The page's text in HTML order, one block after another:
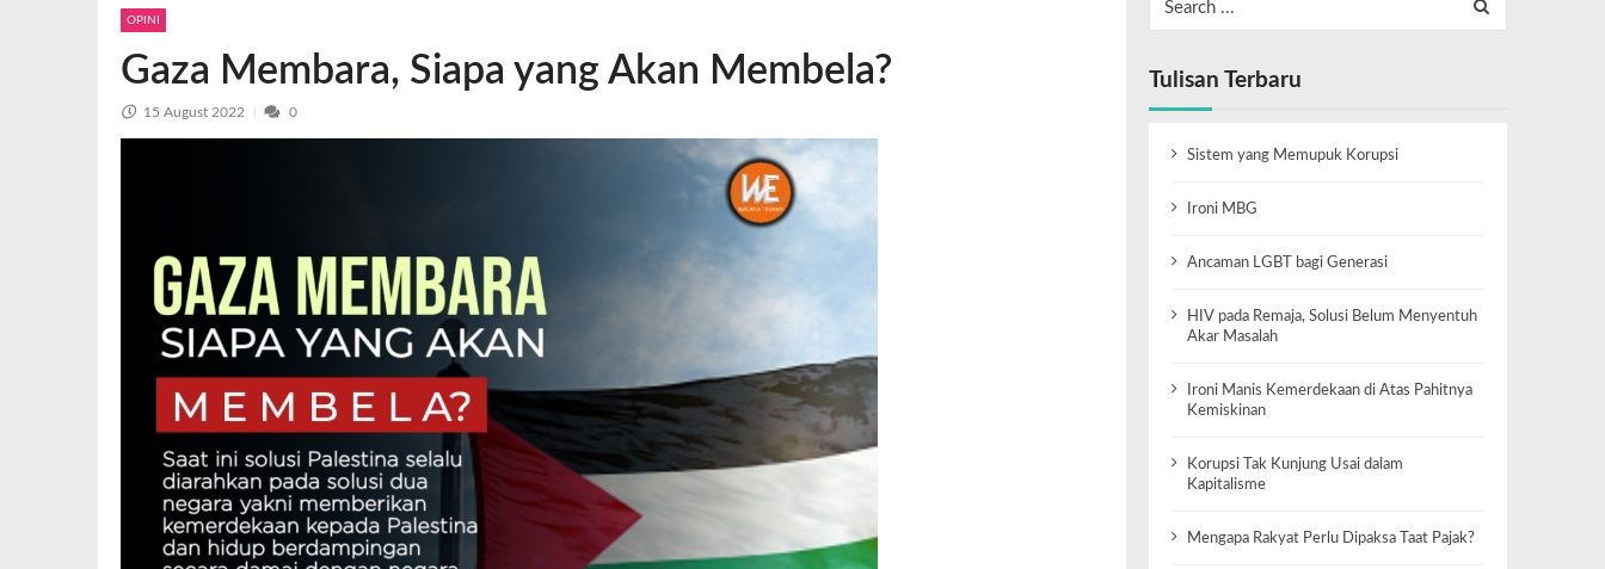
OPINI
Gaza Membara, Siapa yang Akan Membela?
15 August 2022 0
Tulisan Terbaru
Sistem yang Memupuk Korupsi
Ironi MBG
Ancaman LGBT bagi Generasi
HIV pada Remaja, Solusi Belum Menyentuh
Akar Masalah
Ironi Manis Kemerdekaan di Atas Pahitnya
Kemiskinan
Korupsi Tak Kunjung Usai dalam
Kapitalisme
Mengapa Rakyat Perlu Dipaksa Taat Pajak?